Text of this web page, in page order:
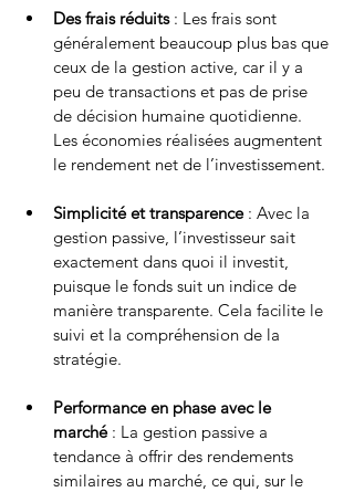
Des frais réduits : Les frais sont
généralement beaucoup plus bas que
ceux de la gestion active, car il y a
peu de transactions et pas de prise
de décision humaine quotidienne.
Les économies réalisées augmentent
le rendement net de l’investissement.
Simplicité et transparence : Avec la
gestion passive, l’investisseur sait
exactement dans quoi il investit,
puisque le fonds suit un indice de
manière transparente. Cela facilite le
suivi et la compréhension de la
stratégie.
Performance en phase avec le
marché : La gestion passive a
tendance à offrir des rendements
similaires au marché, ce qui, sur le